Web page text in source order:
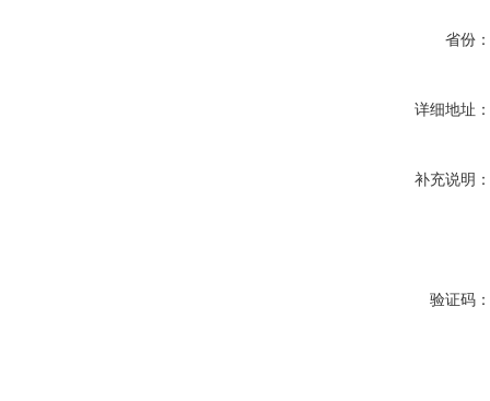
省份：
详细地址：
补充说明：
验证码：